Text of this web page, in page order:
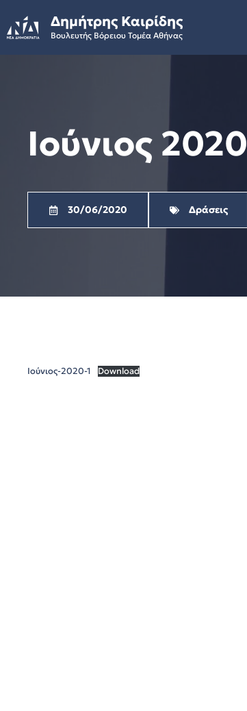
to
content
Δημήτρης Καιρίδης
Βουλευτής Βόρειου Τομέα Αθήνας
Ιούνιος 2020
30/06/2020 Δράσεις
Ιούνιος-2020-1 Download